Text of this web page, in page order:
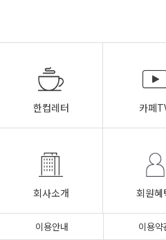
한컵레터 카페
회사소개 회원혜
이용안내 이용약